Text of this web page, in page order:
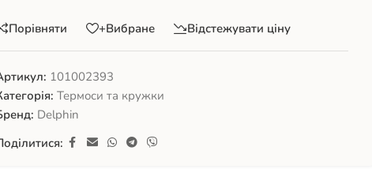
Порівняти +Вибране Відстежувати ціну
101002393
Термоси та кружки
Delphin